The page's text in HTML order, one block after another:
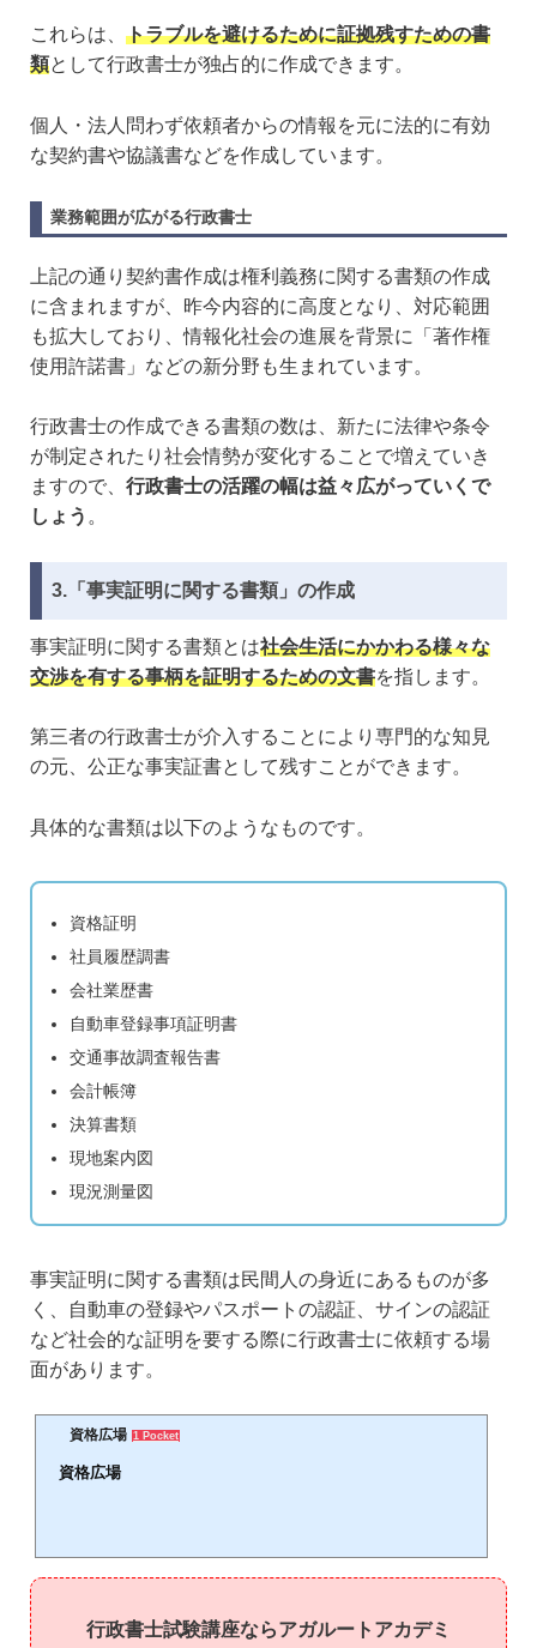
これらは、 トラブルを避けるために証拠残すための書
類として行政書士が独占的に作成できます。
個人・法人問わず依頼者からの情報を元に法的に有効
な契約書や協議書などを作成しています。
業務範囲が広がる行政書士
上記の通り契約書作成は権利義務に関する書類の作成
に含まれますが、昨今内容的に高度となり、対応範囲
も拡大しており、情報化社会の進展を背景に「著作権
使用許諾書」などの新分野も生まれています。
行政書士の作成できる書類の数は、新たに法律や条令
が制定されたり社会情勢が変化することで増えていき
ますので、 行政書士の活躍の幅は益々広がっていくで
しょう 。
3.「事実証明に関する書類」の作成
事実証明に関する書類とは社会生活にかかわる様々な
交渉を有する事柄を証明するための文書を指します。
第三者の行政書士が介入することにより専門的な知見
の元、公正な事実証書として残すことができます。
具体的な書類は以下のようなものです。
資格証明
社員履歴調書
会社業歴書
自動車登録事項証明書
交通事故調査報告書
会計帳簿
決算書類
現地案内図
現況測量図
事実証明に関する書類は民間人の身近にあるものが多
く、自動車の登録やパスポートの認証、サインの認証
など社会的な証明を要する際に行政書士に依頼する場
面があります。
資格広場 1 Pocket
資格広場
行政書士試験講座ならアガルートアカデミ